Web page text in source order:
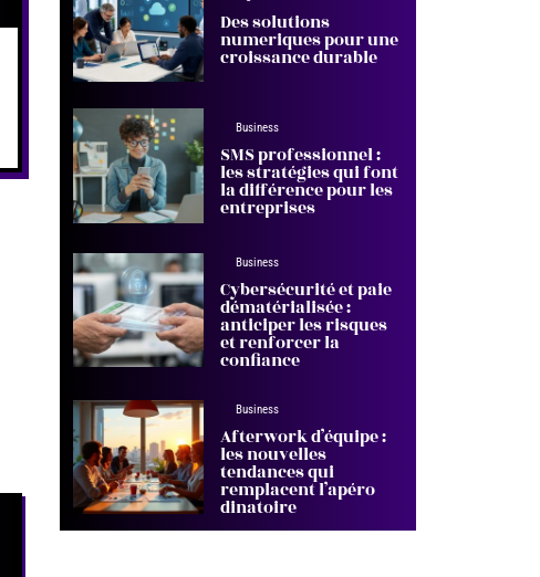
Des solutions
numeriques pour une
croissance durable
Business
SMS professionnel :
les stratégies qui font
la différence pour les
entreprises
Business
Cybersécurité et paie
dématérialisée :
anticiper les risques
et renforcer la
confiance
Business
Afterwork d’équipe :
les nouvelles
tendances qui
remplacent l’apéro
dinatoire